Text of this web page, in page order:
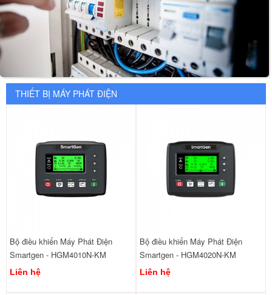
THIẾT BỊ MÁY PHÁT ĐIỆN
Bộ điều khiển Máy Phát Điện
Smartgen - HGM4010N-KM
Liên hệ
Bộ điều khiển Máy Phát Điện
Smartgen - HGM4020N-KM
Liên hệ